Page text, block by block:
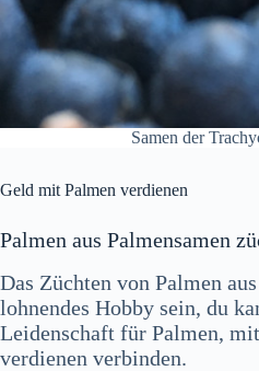
Samen der
Geld mit Palmen verdienen
Palmen aus Palmensamen
Das Züchten von Palmen
lohnendes Hobby sein, du
Leidenschaft für Palmen,
verdienen verbinden.